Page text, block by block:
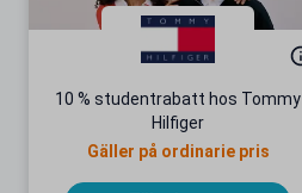
10 % studentrabatt hos Tommy
Hilfiger
Gäller på ordinarie pris